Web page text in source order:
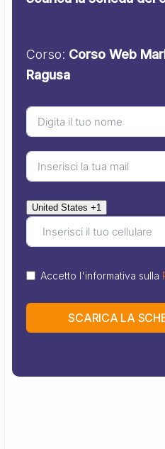
Corso: Corso Web
Ragusa
United States +1
Accetto l'informativa sulla
SCARICA LA